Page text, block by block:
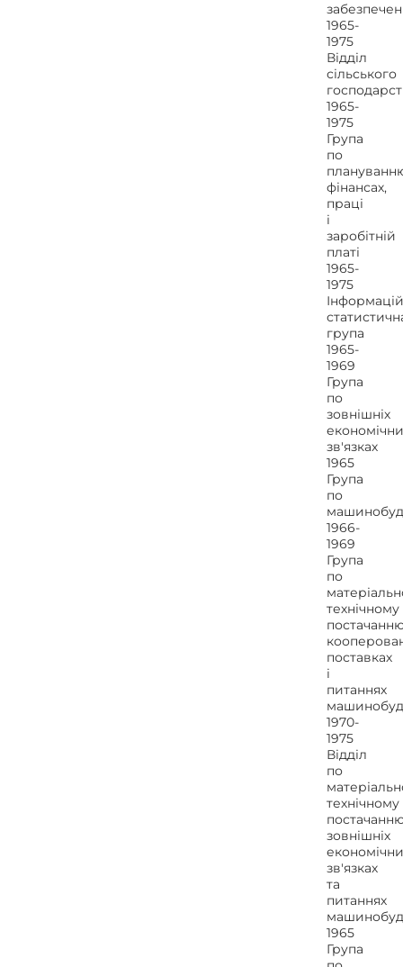
1965-
1975
Відділ
сільського
1965-
1975
Група
по
фінансах,
праці
і
заробітній
платі
1965-
1975
група
1965-
1969
Група
по
зовнішніх
зв'язках
1965
Група
по
1966-
1969
Група
по
технічному
поставках
і
питаннях
1970-
1975
Відділ
по
технічному
зовнішніх
зв'язках
та
питаннях
1965
Група